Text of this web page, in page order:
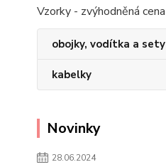
Vzorky - zvýhodněná cena
obojky, vodítka a sety
kabelky
Novinky
28.06.2024